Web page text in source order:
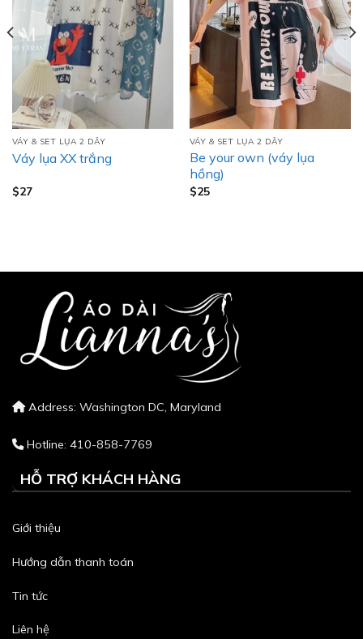
VÁY & SET LỤA 2 DÂY
Váy lụa XX trắng
$27
VÁY & SET LỤA 2 DÂY
Be your own (váy lụa
hồng)
$25
Address: Washington DC, Maryland
Hotline: 410-858-7769
HỖ TRỢ KHÁCH HÀNG
Giới thiệu
Hướng dẫn thanh toán
Tin tức
Liên hệ